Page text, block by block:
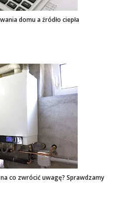
domu a źródło ciepła
co zwrócić uwagę? Sprawdzamy